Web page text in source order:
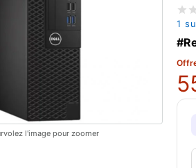
l'image pour zoomer
1